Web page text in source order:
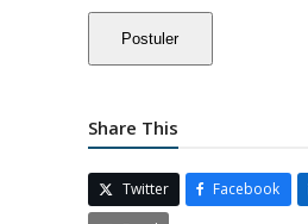
Share This
Twitter Facebook